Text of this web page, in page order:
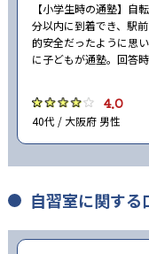
【小学生時の通塾】自
分以内に到着でき、駅
的安全だったように思
に子どもが通塾。回答
4.0
40代 / 大阪府 男性
自習室に関する